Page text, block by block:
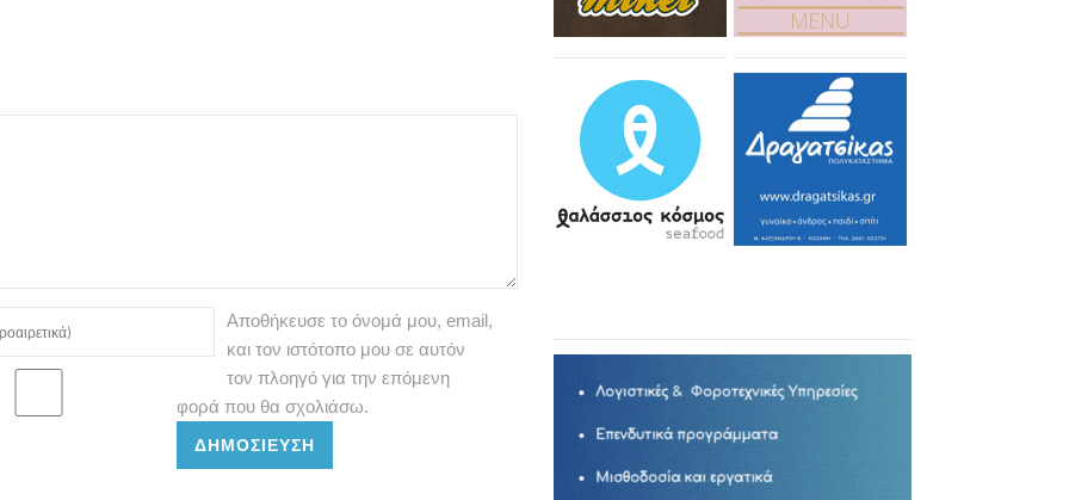
Αποθήκευσε το όνομά μου, email,
και τον ιστότοπο μου σε αυτόν
τον πλοηγό για την επόμενη
φορά που θα σχολιάσω.
ΔΗΜΟΣΊΕΥΣΗ